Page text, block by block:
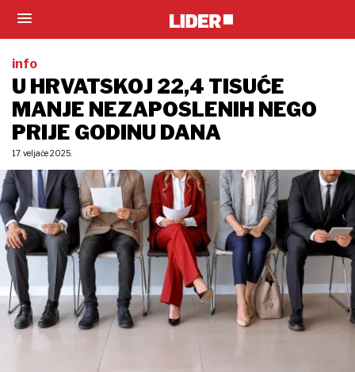
info
U HRVATSKOJ 22,4 TISUĆE
MANJE NEZAPOSLENIH NEGO
PRIJE GODINU DANA
17. veljače 2025.